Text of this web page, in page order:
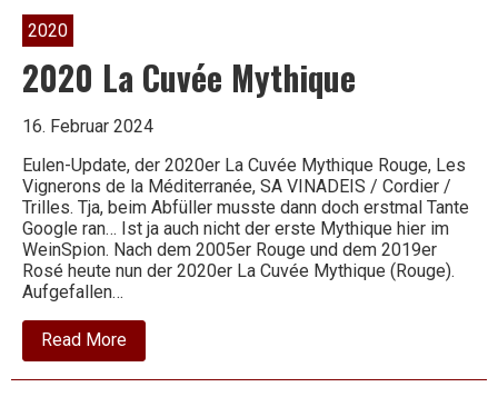
für
schlechten
Wein
2020
2020 La Cuvée Mythique
16. Februar 2024
Eulen-Update, der 2020er La Cuvée Mythique Rouge, Les
Vignerons de la Méditerranée, SA VINADEIS / Cordier /
Trilles. Tja, beim Abfüller musste dann doch erstmal Tante
Google ran… Ist ja auch nicht der erste Mythique hier im
WeinSpion. Nach dem 2005er Rouge und dem 2019er
Rosé heute nun der 2020er La Cuvée Mythique (Rouge).
Aufgefallen…
Read Moreabout
2020
La